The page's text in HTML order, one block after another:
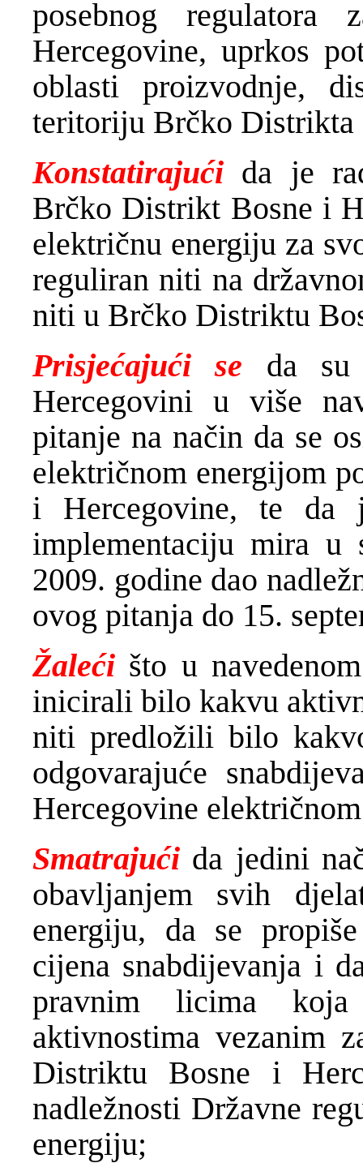
posebnog
Hercegovine, uprkos
oblasti proizvodnje,
teritoriju Brčko Distrikta
Konstatirajući da je
Brčko Distrikt Bosne i
električnu energiju za
reguliran niti na
niti u Brčko Distriktu
Prisjećajući se da
Hercegovini u više
pitanje na način da se
električnom energijom
i Hercegovine, te da
implementaciju mira
2009. godine dao
ovog pitanja do 15.
Žaleći što u
inicirali bilo kakvu
niti predložili bilo
odgovarajuće
Hercegovine
Smatrajući da jedini
obavljanjem svih
energiju, da se
cijena snabdijevanja i
pravnim licima
aktivnostima vezanim
Distriktu Bosne i
nadležnosti Državne
energiju;